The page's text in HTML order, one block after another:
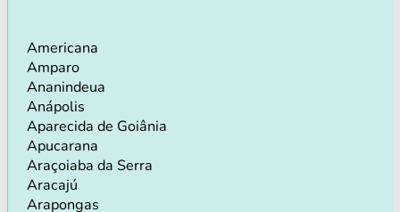
Americana
Amparo
Ananindeua
Anápolis
Aparecida de Goiânia
Apucarana
Araçoiaba da Serra
Aracajú
Arapongas